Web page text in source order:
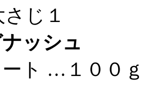
じ１
ッシュ
ト …１００